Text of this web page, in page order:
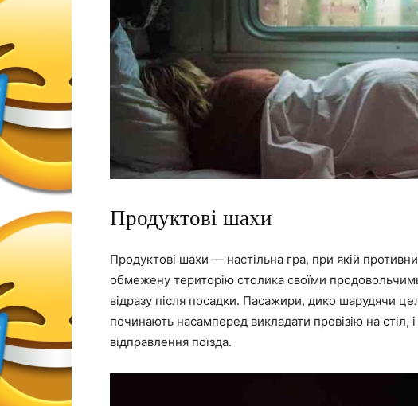
Продуктові шахи
Продуктові шахи — настільна гра, при якій
обмежену територію столика своїми
відразу після посадки. Пасажири, дико шарудячи
починають насамперед викладати провізію на стіл,
відправлення поїзда.